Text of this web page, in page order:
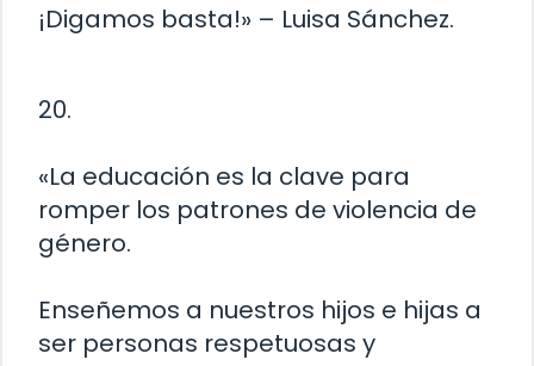
¡Digamos basta!» – Luisa Sánchez.
20.
«La educación es la clave para
romper los patrones de violencia de
género.
Enseñemos a nuestros hijos e hijas a
ser personas respetuosas y